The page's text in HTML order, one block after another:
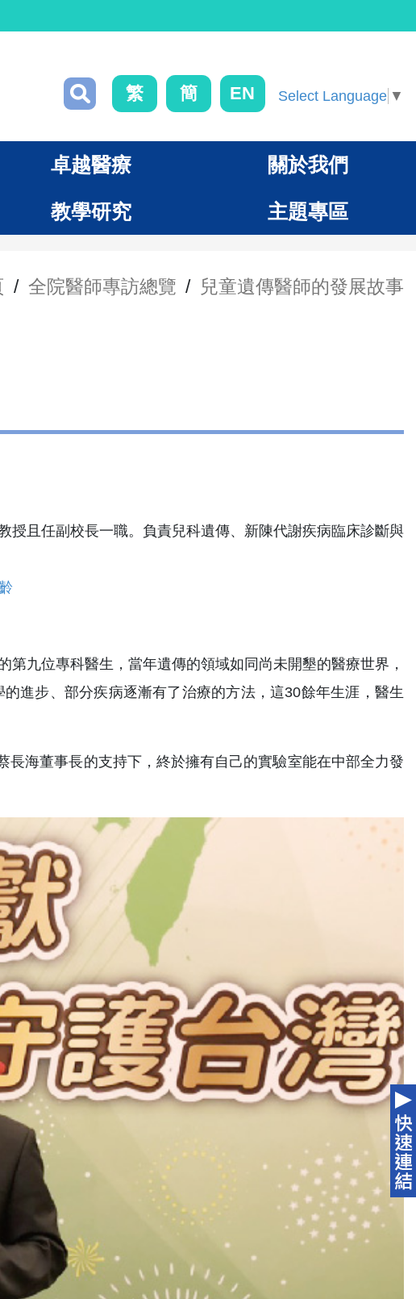
繁 簡 EN Select Language ▼
卓越醫療 關於我們
教學研究 主題專區
/ 全院醫師專訪總覽 / 兒童遺傳醫師的發展故事
且任副校長一職。負責兒科遺傳、新陳代謝疾病臨床診斷與
第九位專科醫生，當年遺傳的領域如同尚未開墾的醫療世界，
的進步、部分疾病逐漸有了治療的方法，這30餘年生涯，醫生
海董事長的支持下，終於擁有自己的實驗室能在中部全力發